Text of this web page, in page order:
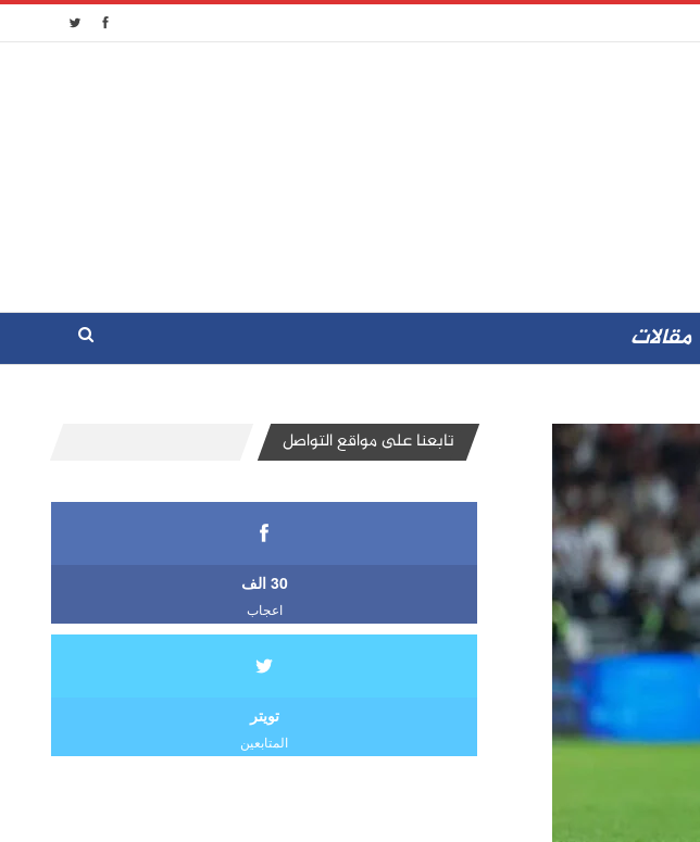
مقالات
تابعنا على مواقع التواصل
30 الف
اعجاب
تويتر
المتابعين